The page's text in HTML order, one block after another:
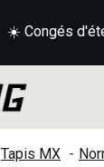
☀️ Congés
Tapis MX